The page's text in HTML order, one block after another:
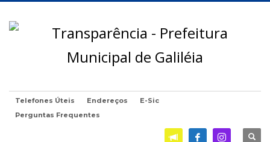
Telefones Úteis Endereços
E-Sic
Perguntas Frequentes